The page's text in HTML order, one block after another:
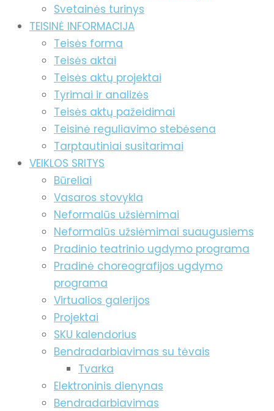
Svetainės turinys
TEISINĖ INFORMACIJA
Teisės forma
Teisės aktai
Teisės aktų projektai
Tyrimai ir analizės
Teisės aktų pažeidimai
Teisinė reguliavimo stebėsena
Tarptautiniai susitarimai
VEIKLOS SRITYS
Būreliai
Vasaros stovykla
Neformalūs užsiėmimai
Neformalūs užsiėmimai suaugusiems
Pradinio teatrinio ugdymo programa
Pradinė choreografijos ugdymo
programa
Virtualios galerijos
Projektai
SKU kalendorius
Bendradarbiavimas su tėvais
Tvarka
Elektroninis dienynas
Bendradarbiavimas